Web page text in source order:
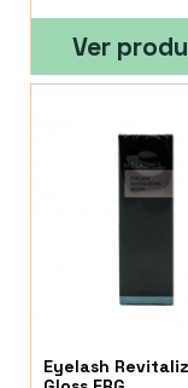
Ver
Eyelash